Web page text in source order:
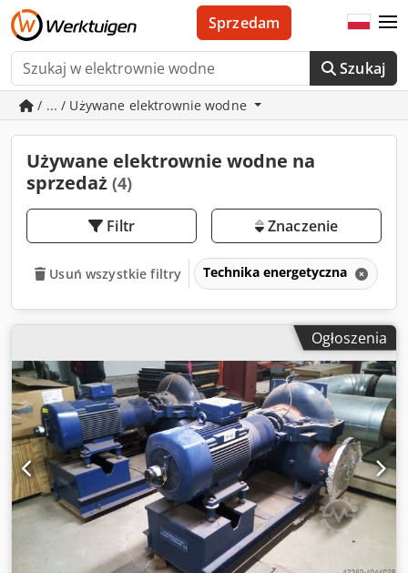
Szukaj
Sprzedam
/ ... / Używane elektrownie wodne
Używane elektrownie wodne na
sprzedaż (4)
Filtr Znaczenie
Usuń wszystkie filtry Technika energetyczna
Ogłoszenia